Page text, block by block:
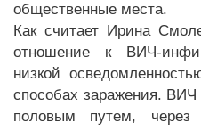
общественные места.
Как считает Ирина
отношение к ВИЧ-
низкой
способах заражения. ВИЧ
половым путем, через